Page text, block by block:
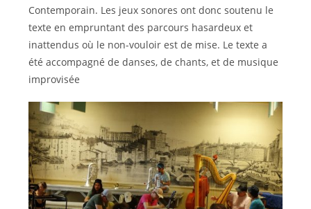
Contemporain. Les jeux sonores ont donc soutenu le
texte en empruntant des parcours hasardeux et
inattendus où le non-vouloir est de mise. Le texte a
été accompagné de danses, de chants, et de musique
improvisée